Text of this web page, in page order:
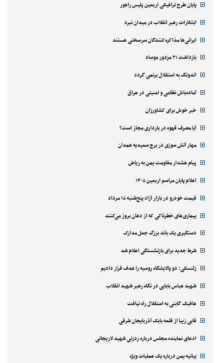
پایان طرح ترافیکی اربعین پلیس راهور
ابتکارات رهبر انقلاب در میدان نبرد
ایرانی‌ها مذاکره‌کنندگان سرسختی هستند
بازداشت ۲۱ مزدور موساد
اندونگ به استقلال برنمی گردد
آماده‌باش نظامی و امنیتی در عراق
خبر خوش برای کشاورزان
آیا مصرف قهوه در بارداری مجاز است؟
مهار آتش سوزی در برج سعیدیه همدان
پیام هشدار مقاومت یمن به ریاض
اعلام پایان مراسم اربعین ۱۴۰۵
قیمت خودرو در بازار آزاد پنج‌شنبه ۱۵ مرداد
بیماری‌های خطرناکی که از دهان بروز می‌کنند
دستگیری یک باند بزرگ جعل مدارک
شرط جدید برای بازنشستگی اعلام شد
زلنسکی: دو پالایشگاه روسیه را هدف قرار دادیم
شهید عباس بابایی در نگاه رهبر شهید انقلاب
هافبک گابنی به استقلال راه نیافت
قابی زیبا از قلعه بابک آذربایجان شرقی
ادعای نماینده مجلس درباره ردزنی شهید لاریجانی
بیانیه یمن درباره یک عملیات ویژه